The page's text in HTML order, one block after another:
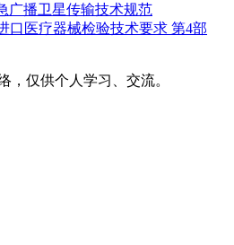
广播卫星传输技术规范
口医疗器械检验技术要求 第4部
，仅供个人学习、交流。